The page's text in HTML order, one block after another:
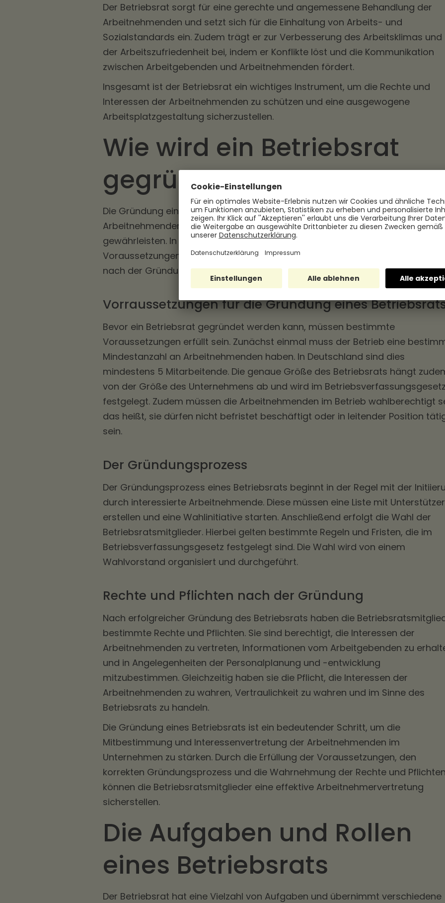
Der Betriebsrat sorgt für eine gerechte und angemessene Behandlung der
Arbeitnehmenden und setzt sich für die Einhaltung von Arbeits- und
Sozialstandards ein. Zudem trägt er zur Verbesserung des Arbeitsklimas und
der Arbeitszufriedenheit bei, indem er Konflikte löst und die Kommunikation
zwischen Arbeitgebenden und Arbeitnehmenden fördert.
Insgesamt ist der Betriebsrat ein wichtiges Instrument, um die Rechte und
Interessen der Arbeitnehmenden zu schützen und eine ausgewogene
Arbeitsplatzgestaltung sicherzustellen.
Wie wird ein Betriebsrat
gegründet
Die Gründung eines Betriebsrats ist ein wichtiger Schritt, um die Interessen
Arbeitnehmenden zu vertreten und die Mitbestimmung im Unternehmen zu
gewährleisten. In diesem Abschnitt werden wir uns genauer mit den
Voraussetzungen, dem Gründungsprozess sowie den Rechten und Pflichten
nach der Gründung eines Betriebsrats befassen.
Vorraussetzungen für die Gründung eines
Bevor ein Betriebsrat gegründet werden kann, müssen bestimmte
Voraussetzungen erfüllt sein. Zunächst einmal muss der Betrieb eine
Mindestanzahl an Arbeitnehmenden haben. In Deutschland sind dies
mindestens 5 Mitarbeitende. Die genaue Größe des Betriebsrats hängt
von der Größe des Unternehmens ab und wird im
festgelegt. Zudem müssen die Arbeitnehmenden im Betrieb wahlberechtigt
das heißt, sie dürfen nicht befristet beschäftigt oder in leitender Position
sein.
Der Gründungsprozess
Der Gründungsprozess eines Betriebsrats beginnt in der Regel mit der
durch interessierte Arbeitnehmende. Diese müssen eine Liste mit
erstellen und eine Wahlinitiative starten. Anschließend erfolgt die Wahl der
Betriebsratsmitglieder. Hierbei gelten bestimmte Regeln und Fristen, die im
Betriebsverfassungsgesetz festgelegt sind. Die Wahl wird von einem
Wahlvorstand organisiert und durchgeführt.
Rechte und Pflichten nach der Gründung
Nach erfolgreicher Gründung des Betriebsrats haben die
bestimmte Rechte und Pflichten. Sie sind berechtigt, die Interessen der
Arbeitnehmenden zu vertreten, Informationen vom Arbeitgebenden zu
und in Angelegenheiten der Personalplanung und -entwicklung
mitzubestimmen. Gleichzeitig haben sie die Pflicht, die Interessen der
Arbeitnehmenden zu wahren, Vertraulichkeit zu wahren und im Sinne des
Betriebsrats zu handeln.
Die Gründung eines Betriebsrats ist ein bedeutender Schritt, um die
Mitbestimmung und Interessenvertretung der Arbeitnehmenden im
Unternehmen zu stärken. Durch die Erfüllung der Voraussetzungen, den
korrekten Gründungsprozess und die Wahrnehmung der Rechte und
können die Betriebsratsmitglieder eine effektive Arbeitnehmervertretung
sicherstellen.
Die Aufgaben und Rollen
eines Betriebsrats
Der Betriebsrat hat eine Vielzahl von Aufgaben und übernimmt verschiedene